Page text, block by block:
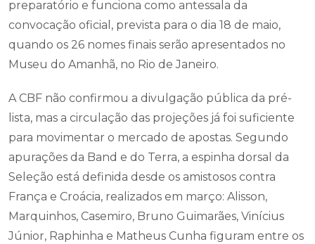
preparatório e funciona como antessala da
convocação oficial, prevista para o dia 18 de maio,
quando os 26 nomes finais serão apresentados no
Museu do Amanhã, no Rio de Janeiro.
A CBF não confirmou a divulgação pública da pré-
lista, mas a circulação das projeções já foi suficiente
para movimentar o mercado de apostas. Segundo
apurações da Band e do Terra, a espinha dorsal da
Seleção está definida desde os amistosos contra
França e Croácia, realizados em março: Alisson,
Marquinhos, Casemiro, Bruno Guimarães, Vinícius
Júnior, Raphinha e Matheus Cunha figuram entre os